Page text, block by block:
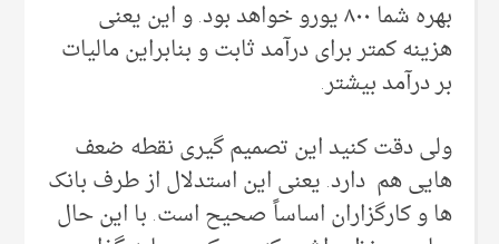
بهره شما ۸۰۰ یورو خواهد بود. و این یعنی
هزینه کمتر برای درآمد ثابت و بنابراین مالیات
بر درآمد بیشتر.
ولی دقت کنید این تصمیم گیری نقطه ضعف
هایی هم دارد. یعنی این استدلال از طرف بانک
ها و کارگزاران اساساً صحیح است. با این حال